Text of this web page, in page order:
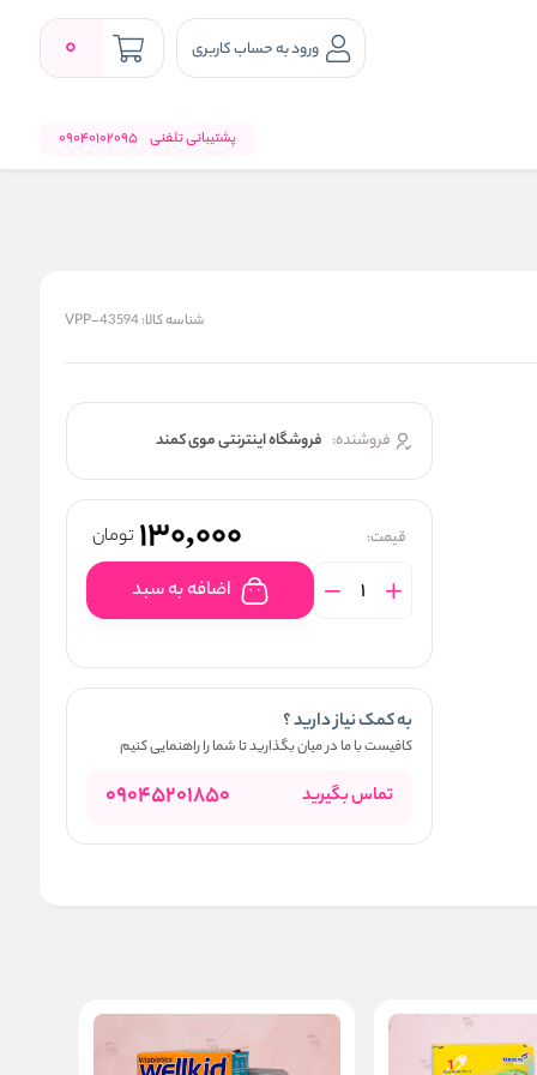
ورود به حساب کاربری 0
پشتیبانی تلفنی 09040102095
شناسه کالا:VPP-43594
فروشنده: فروشگاه اینترنتی موی کمند
قیمت: 130,000 تومان
اضافه به سبد
به کمک نیاز دارید ؟
کافیست با ما در میان بگذارید تا شما را راهنمایی کنیم
تماس بگیرید 09045201850